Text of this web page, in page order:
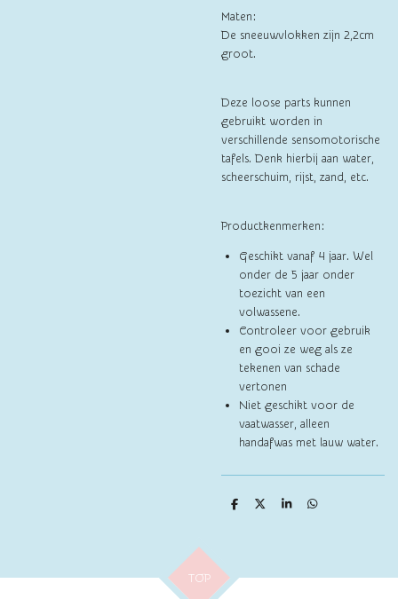
Maten:
De sneeuwvlokken zijn 2,2cm
groot.
Deze loose parts kunnen
gebruikt worden in
verschillende sensomotorische
tafels. Denk hierbij aan water,
scheerschuim, rijst, zand, etc.
Productkenmerken:
Geschikt vanaf 4 jaar. Wel
onder de 5 jaar onder
toezicht van een
volwassene.
Controleer voor gebruik
en gooi ze weg als ze
tekenen van schade
vertonen
Niet geschikt voor de
vaatwasser, alleen
handafwas met lauw water.
D
D
S
D
TOP